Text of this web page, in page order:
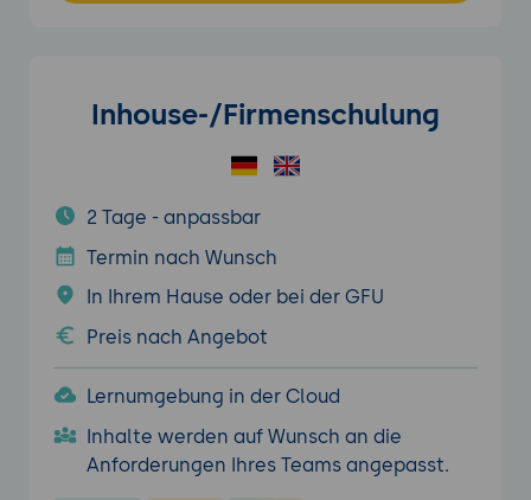
Inhouse-/Firmenschulung
2 Tage - anpassbar
Termin nach Wunsch
In Ihrem Hause oder bei der GFU
Preis nach Angebot
Lernumgebung in der Cloud
Inhalte werden auf Wunsch an die
Anforderungen Ihres Teams angepasst.